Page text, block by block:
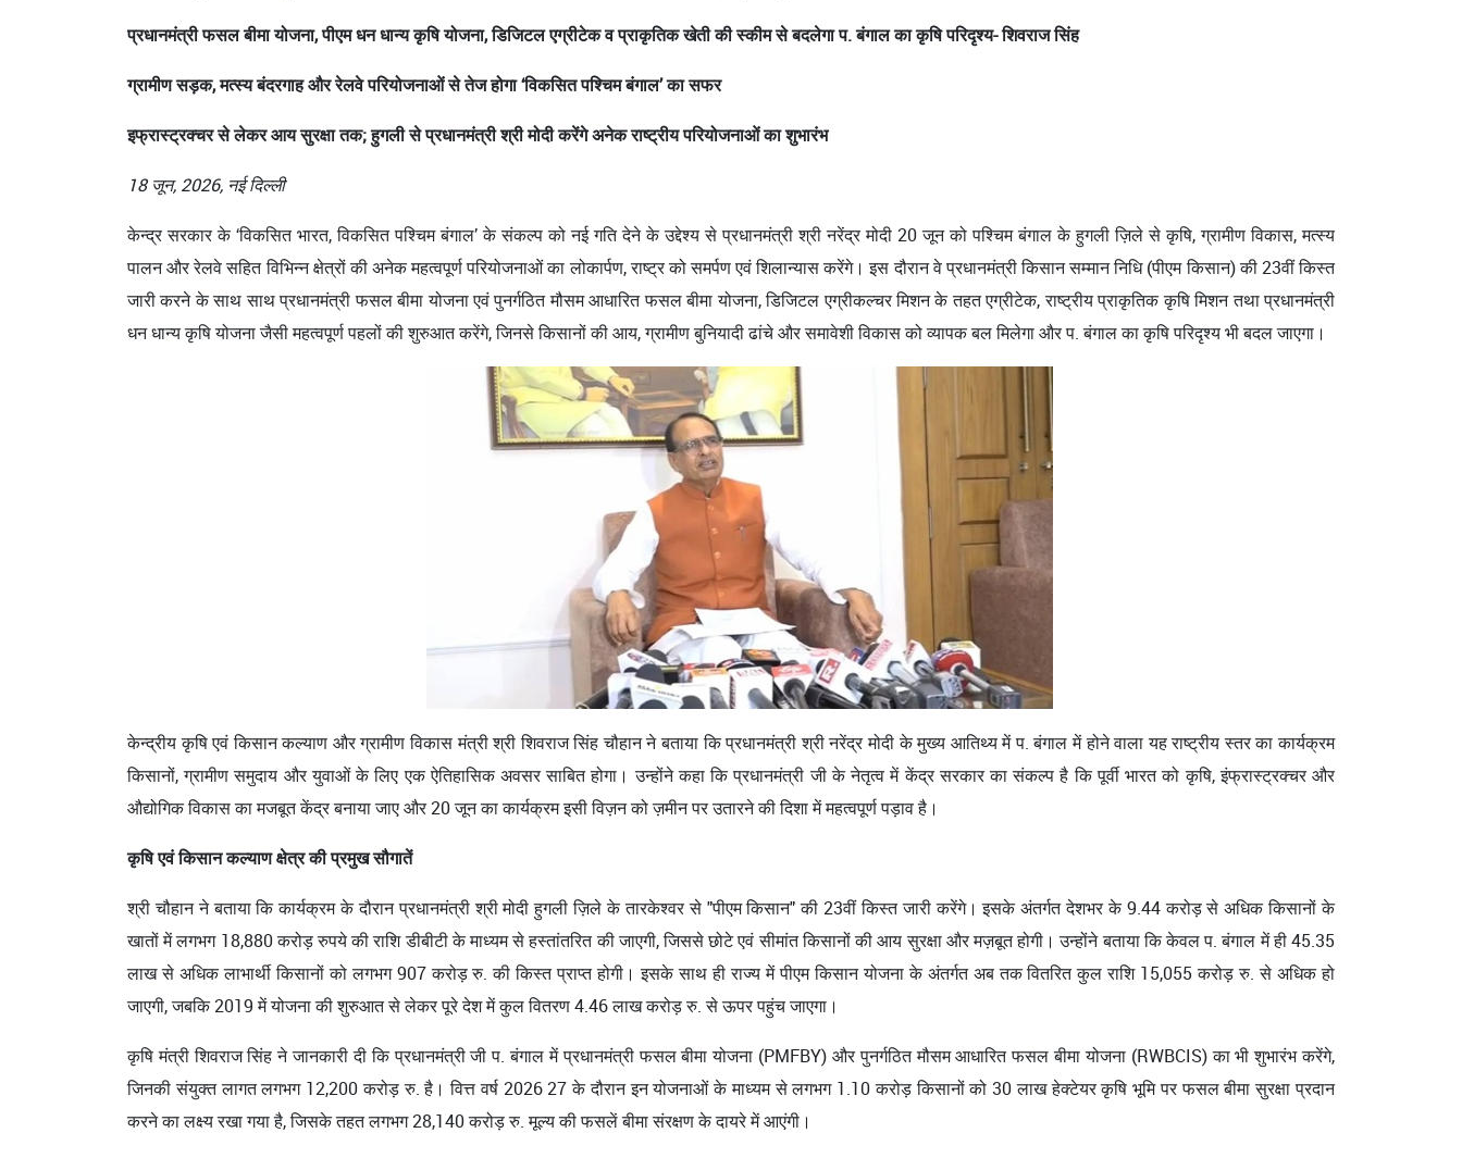
प्रधानमंत्री फसल बीमा योजना, पीएम धन धान्य कृषि योजना, डिजिटल एग्रीटेक व प्राकृतिक खेती की स्कीम से बदलेगा प. बंगाल का कृषि परिदृश्य- शिवराज सिंह
ग्रामीण सड़क, मत्स्य बंदरगाह और रेलवे परियोजनाओं से तेज होगा ‘विकसित पश्चिम बंगाल’ का सफर
इफ्रास्ट्रक्चर से लेकर आय सुरक्षा तक; हुगली से प्रधानमंत्री श्री मोदी करेंगे अनेक राष्ट्रीय परियोजनाओं का शुभारंभ
18 जून, 2026, नई दिल्ली
केन्द्र सरकार के ‘विकसित भारत, विकसित पश्चिम बंगाल’ के संकल्प को नई गति देने के उद्देश्य से प्रधानमंत्री श्री नरेंद्र मोदी 20 जून को पश्चिम बंगाल के हुगली ज़िले से कृषि, ग्रामीण विकास, मत्स्य
पालन और रेलवे सहित विभिन्न क्षेत्रों की अनेक महत्वपूर्ण परियोजनाओं का लोकार्पण, राष्ट्र को समर्पण एवं शिलान्यास करेंगे। इस दौरान वे प्रधानमंत्री किसान सम्मान निधि (पीएम किसान) की 23वीं किस्त
जारी करने के साथ साथ प्रधानमंत्री फसल बीमा योजना एवं पुनर्गठित मौसम आधारित फसल बीमा योजना, डिजिटल एग्रीकल्चर मिशन के तहत एग्रीटेक, राष्ट्रीय प्राकृतिक कृषि मिशन तथा प्रधानमंत्री
धन धान्य कृषि योजना जैसी महत्वपूर्ण पहलों की शुरुआत करेंगे, जिनसे किसानों की आय, ग्रामीण बुनियादी ढांचे और समावेशी विकास को व्यापक बल मिलेगा और प. बंगाल का कृषि परिदृश्य भी बदल जाएगा।
केन्द्रीय कृषि एवं किसान कल्याण और ग्रामीण विकास मंत्री श्री शिवराज सिंह चौहान ने बताया कि प्रधानमंत्री श्री नरेंद्र मोदी के मुख्य आतिथ्य में प. बंगाल में होने वाला यह राष्ट्रीय स्तर का कार्यक्रम
किसानों, ग्रामीण समुदाय और युवाओं के लिए एक ऐतिहासिक अवसर साबित होगा। उन्होंने कहा कि प्रधानमंत्री जी के नेतृत्व में केंद्र सरकार का संकल्प है कि पूर्वी भारत को कृषि, इंफ्रास्ट्रक्चर और
औद्योगिक विकास का मजबूत केंद्र बनाया जाए और 20 जून का कार्यक्रम इसी विज़न को ज़मीन पर उतारने की दिशा में महत्वपूर्ण पड़ाव है।
कृषि एवं किसान कल्याण क्षेत्र की प्रमुख सौगातें
श्री चौहान ने बताया कि कार्यक्रम के दौरान प्रधानमंत्री श्री मोदी हुगली ज़िले के तारकेश्वर से "पीएम किसान" की 23वीं किस्त जारी करेंगे। इसके अंतर्गत देशभर के 9.44 करोड़ से अधिक किसानों के
खातों में लगभग 18,880 करोड़ रुपये की राशि डीबीटी के माध्यम से हस्तांतरित की जाएगी, जिससे छोटे एवं सीमांत किसानों की आय सुरक्षा और मज़बूत होगी। उन्होंने बताया कि केवल प. बंगाल में ही 45.35
लाख से अधिक लाभार्थी किसानों को लगभग 907 करोड़ रु. की किस्त प्राप्त होगी। इसके साथ ही राज्य में पीएम किसान योजना के अंतर्गत अब तक वितरित कुल राशि 15,055 करोड़ रु. से अधिक हो
जाएगी, जबकि 2019 में योजना की शुरुआत से लेकर पूरे देश में कुल वितरण 4.46 लाख करोड़ रु. से ऊपर पहुंच जाएगा।
कृषि मंत्री शिवराज सिंह ने जानकारी दी कि प्रधानमंत्री जी प. बंगाल में प्रधानमंत्री फसल बीमा योजना (PMFBY) और पुनर्गठित मौसम आधारित फसल बीमा योजना (RWBCIS) का भी शुभारंभ करेंगे,
जिनकी संयुक्त लागत लगभग 12,200 करोड़ रु. है। वित्त वर्ष 2026 27 के दौरान इन योजनाओं के माध्यम से लगभग 1.10 करोड़ किसानों को 30 लाख हेक्टेयर कृषि भूमि पर फसल बीमा सुरक्षा प्रदान
करने का लक्ष्य रखा गया है, जिसके तहत लगभग 28,140 करोड़ रु. मूल्य की फसलें बीमा संरक्षण के दायरे में आएंगी।